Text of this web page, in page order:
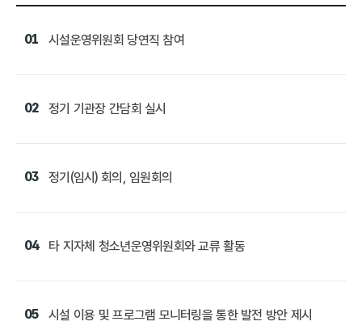
01 시설운영위원회 당연직 참여
02 정기 기관장 간담회 실시
03 정기(임시) 회의, 임원회의
04 타 지자체 청소년운영위원회와 교류 활동
05 시설 이용 및 프로그램 모니터링을 통한 발전 방안 제시